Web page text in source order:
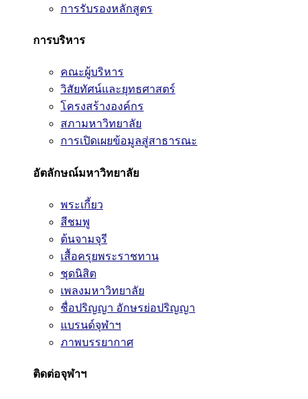
การรับรองหลักสูตร
การบริหาร
คณะผู้บริหาร
วิสัยทัศน์และยุทธศาสตร์
โครงสร้างองค์กร
สภามหาวิทยาลัย
การเปิดเผยข้อมูลสู่สาธารณะ
อัตลักษณ์มหาวิทยาลัย
พระเกี้ยว
สีชมพู
ต้นจามจุรี
เสื้อครุยพระราชทาน
ชุดนิสิต
เพลงมหาวิทยาลัย
ชื่อปริญญา อักษรย่อปริญญา
แบรนด์จุฬาฯ
ภาพบรรยากาศ
ติดต่อจุฬาฯ